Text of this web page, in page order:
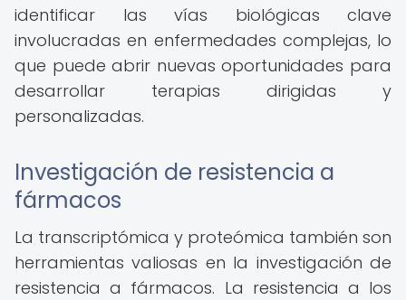
identificar las vías biológicas clave
involucradas en enfermedades complejas, lo
que puede abrir nuevas oportunidades para
desarrollar terapias dirigidas y
personalizadas.
Investigación de resistencia a
fármacos
La transcriptómica y proteómica también son
herramientas valiosas en la investigación de
resistencia a fármacos. La resistencia a los